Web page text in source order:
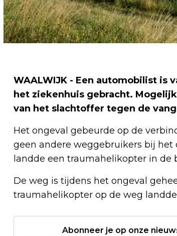
WAALWIJK - Een automobilist is
het ziekenhuis gebracht.
van het slachtoffer tegen de
Het ongeval gebeurde op de
geen andere weggebruikers bij
landde een traumahelikopter in de
De weg is tijdens het ongeval
traumahelikopter op de weg
Abonneer je op onze